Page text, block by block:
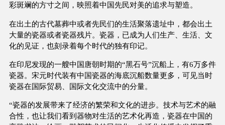
彩斑斓的方寸之间，映照着中国先民对美的追求与塑造。
在出土的古代墓葬中或者先民们的生活聚落遗址中，都会出土
大量的瓷器或者瓷器残片。瓷器，已成为人们生产、生活、文
化的见证，也刻录着每个时代的独有印记。
在印尼发现的一艘中国唐朝时期的“黑石号”沉船上，有6万多件
瓷器。宋元时代装有中国瓷器的海底沉船数量更多，可见当时
瓷器在国际贸易、国际文化交流中的分量。
“瓷器的发展带来了经济的繁荣和文化的进步。技术与艺术的融
合性，也让我们看到器物对生活的艺术化再造，瓷器在中国的